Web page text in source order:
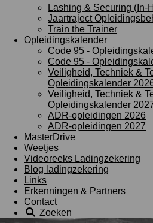
Lashing & Securing (In-
Jaartraject
Train the Trainer
Opleidingskalender
Code 95 -
Code 95 -
Veiligheid, Techniek &
Opleidingskalender
Veiligheid, Techniek &
Opleidingskalender
ADR-opleidingen 2026
ADR-opleidingen 2027
MasterDrive
Weetjes
Videoreeks Ladingzekering
Blog ladingzekering
Links
Erkenningen & Partners
Contact
Zoeken